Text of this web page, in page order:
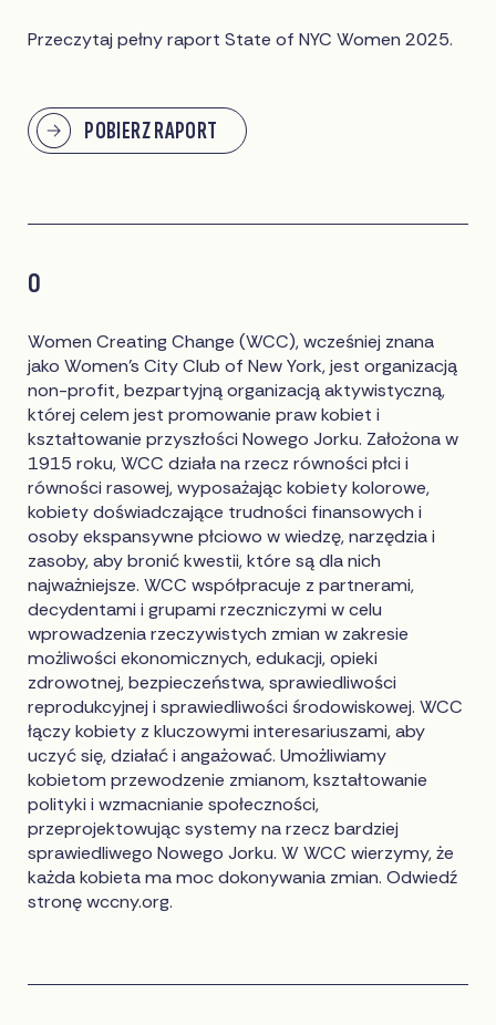
Przeczytaj pełny raport State of NYC Women 2025.
POBIERZ RAPORT
O
Women Creating Change (WCC), wcześniej znana
jako Women's City Club of New York, jest organizacją
non-profit, bezpartyjną organizacją aktywistyczną,
której celem jest promowanie praw kobiet i
kształtowanie przyszłości Nowego Jorku. Założona w
1915 roku, WCC działa na rzecz równości płci i
równości rasowej, wyposażając kobiety kolorowe,
kobiety doświadczające trudności finansowych i
osoby ekspansywne płciowo w wiedzę, narzędzia i
zasoby, aby bronić kwestii, które są dla nich
najważniejsze. WCC współpracuje z partnerami,
decydentami i grupami rzeczniczymi w celu
wprowadzenia rzeczywistych zmian w zakresie
możliwości ekonomicznych, edukacji, opieki
zdrowotnej, bezpieczeństwa, sprawiedliwości
reprodukcyjnej i sprawiedliwości środowiskowej. WCC
łączy kobiety z kluczowymi interesariuszami, aby
uczyć się, działać i angażować. Umożliwiamy
kobietom przewodzenie zmianom, kształtowanie
polityki i wzmacnianie społeczności,
przeprojektowując systemy na rzecz bardziej
sprawiedliwego Nowego Jorku. W WCC wierzymy, że
każda kobieta ma moc dokonywania zmian. Odwiedź
stronę wccny.org.